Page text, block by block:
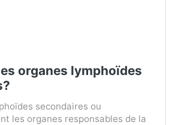
organes lymphoïdes
secondaires ou
les organes responsables de la